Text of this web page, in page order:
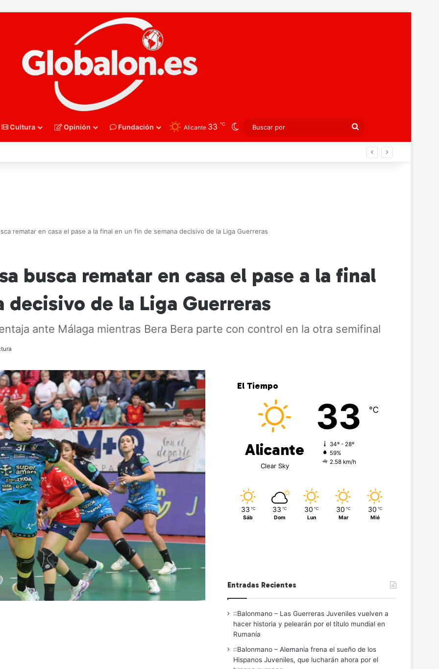
Cultura Opinión Fundación Alicante 33 ℃ Switch skin
Buscar
por
– Alemania frena el sueño de los Hispanos Juveniles, que lucharán ahora por el bronce europeo
rematar en casa el pase a la final en un fin de semana decisivo de la Liga Guerreras
busca rematar en casa el pase a la final
decisivo de la Liga Guerreras
ante Málaga mientras Bera Bera parte con control en la otra semifinal
El Tiempo
Alicante
Clear Sky
33 ℃
34º - 28º
59%
2.58 km/h
33 ℃
Sáb
33 ℃
Dom
30 ℃
Lun
30 ℃
Mar
30 ℃
Mié
Entradas Recientes
::Balonmano – Las Guerreras Juveniles vuelven a
hacer historia y pelearán por el título mundial en
Rumanía
::Balonmano – Alemania frena el sueño de los
Hispanos Juveniles, que lucharán ahora por el